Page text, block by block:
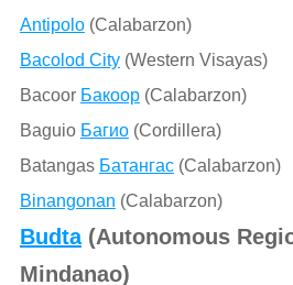
Antipolo(Calabarzon)
Bacolod City(Western Visayas)
Bacoor Бакоор(Calabarzon)
Baguio Багио(Cordillera)
Batangas Батангас(Calabarzon)
Binangonan (Calabarzon)
Budta(Autonomous
Mindanao)